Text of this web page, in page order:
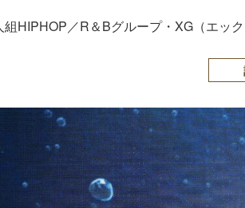
組HIPHOP／R＆Bグループ・XG（エッ